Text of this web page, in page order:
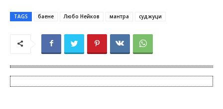
TAGS баене Любо Нейков мантра суджуци